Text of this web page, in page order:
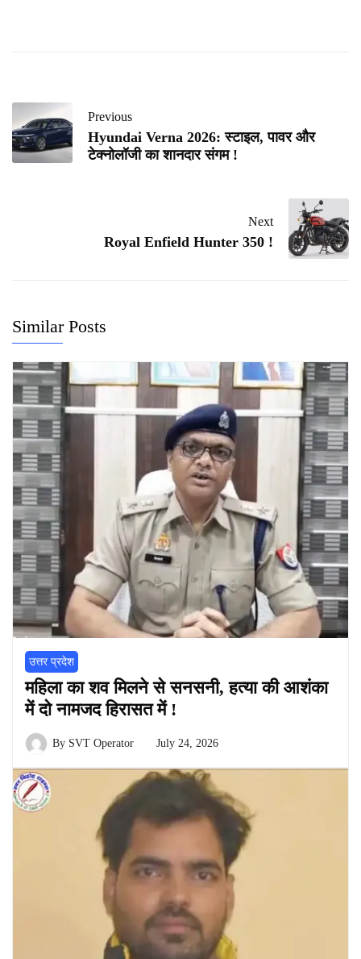
Previous
Hyundai Verna 2026: स्टाइल, पावर और
टेक्नोलॉजी का शानदार संगम !
Next
Royal Enfield Hunter 350 !
Similar Posts
उत्तर प्रदेश
महिला का शव मिलने से सनसनी, हत्या की आशंका
में दो नामजद हिरासत में !
By SVT Operator July 24, 2026